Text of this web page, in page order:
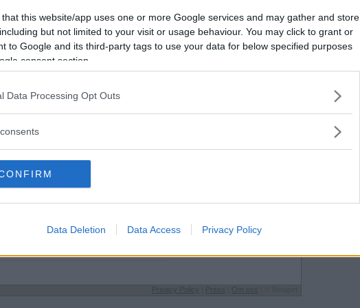
that this website/app uses one or more Google services and may gather and store
but not limited to your visit or usage behaviour. You may click to grant or
to Google and its third-party tags to use your data for below specified purposes
consent section.
Data Processing Opt Outs
Data Deletion Data Access Privacy Policy
Avbrutna
1
Oavgjorda
0
Jag äter
När jag blir påmind
Strategisk
till X
Vill du bli
medlem?